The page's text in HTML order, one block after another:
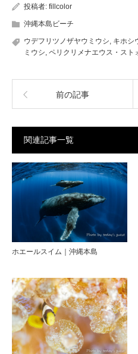
投稿者: fillcolor
沖縄本島ビーチ
ウデフリツノザヤウミウシ キホシ
ミウシ ペリクリメナエウス・スト
前の記事
関連記事一覧
ホエールスイム｜沖縄本島